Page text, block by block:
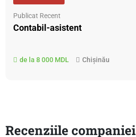
Publicat Recent
Contabil-asistent
de la 8 000 MDL Chișinău
Recenziile companiei